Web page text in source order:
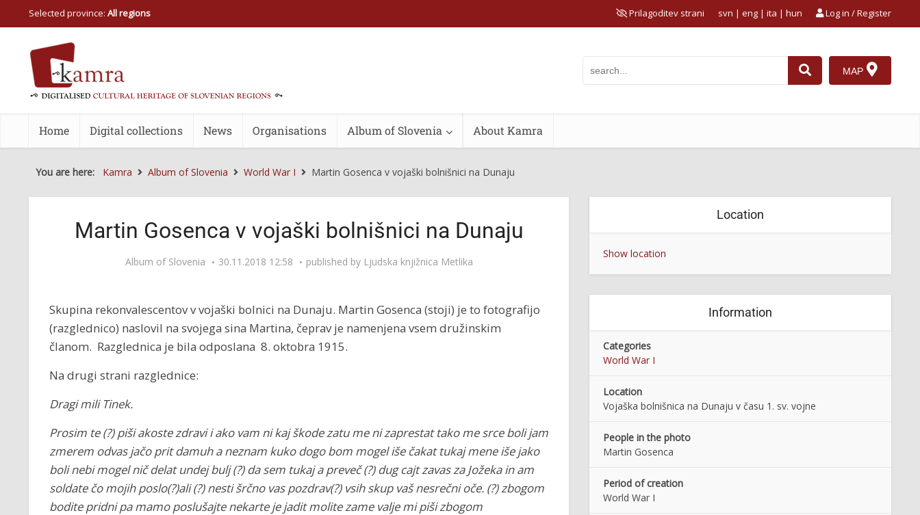
Selected province: All regions Prilagoditev strani Log in / Register
svn | eng | ita | hun
MAP
Home Digital collections News Organisations Album of Slovenia About Kamra
You are here: Kamra Album of Slovenia World War I Martin Gosenca v vojaški bolnišnici na Dunaju
Martin Gosenca v vojaški bolnišnici na Dunaju
Album of Slovenia 30.11.2018 12:58 published by Ljudska knjižnica Metlika
Skupina rekonvalescentov v vojaški bolnici na Dunaju. Martin Gosenca (stoji) je to fotografijo
(razglednico) naslovil na svojega sina Martina, čeprav je namenjena vsem družinskim
članom. Razglednica je bila odposlana 8. oktobra 1915.
Na drugi strani razglednice:
Dragi mili Tinek.
Prosim te (?) piši akoste zdravi i ako vam ni kaj škode zatu me ni zaprestat tako me srce boli jam
zmerem odvas jačo prit damuh a neznam kuko dogo bom mogel iše čakat tukaj mene iše jako
boli nebi mogel nič delat undej bulj (?) da sem tukaj a preveč (?) dug cajt zavas za Jožeka in am
soldate čo mojih poslo(?)ali (?) nesti šrčno vas pozdrav(?) vsih skup vaš nesrečni oče. (?) zbogom
bodite pridni pa mamo poslušajte nekarte je jadit molite zame valje mi piši zbogom
Location
Show location
Information
Categories
World War I
Location
Vojaška bolnišnica na Dunaju v času 1. sv. vojne
People in the photo
Martin Gosenca
Period of creation
World War I